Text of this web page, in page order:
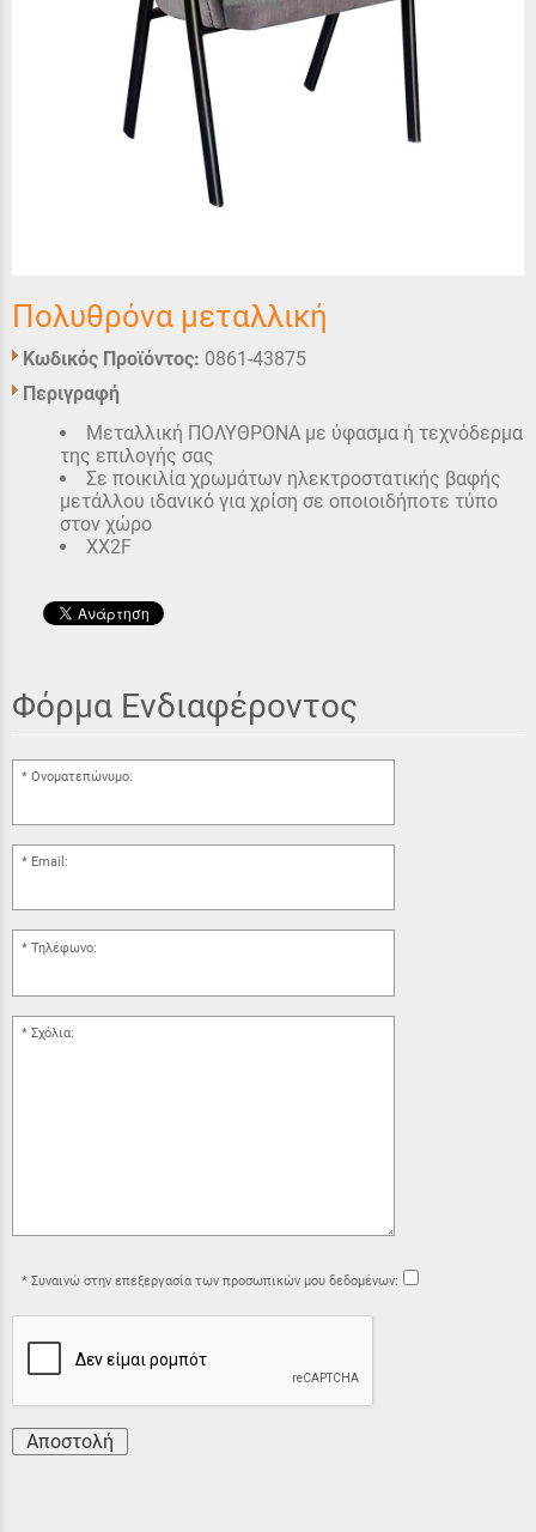
Πολυθρόνα μεταλλική
Κωδικός Προϊόντος: 0861-43875
Περιγραφή
Μεταλλική ΠΟΛΥΘΡΟΝΑ με ύφασμα ή τεχνόδερμα
της επιλογής σας
Σε ποικιλία χρωμάτων ηλεκτροστατικής βαφής
μετάλλου ιδανικό για χρίση σε οποιοιδήποτε τύπο
στον χώρο
XX2F
Φόρμα Ενδιαφέροντος
Ονοματεπώνυμο:
Email:
Τηλέφωνο:
Σχόλια:
Συναινώ στην επεξεργασία των προσωπικών μου δεδομένων:
Αποστολή